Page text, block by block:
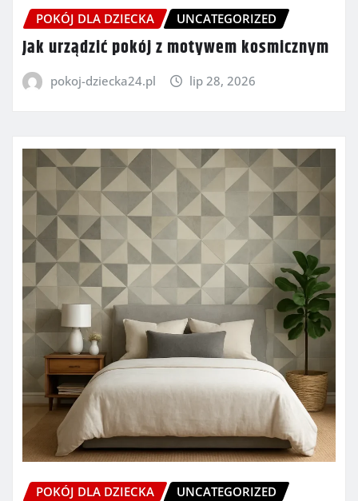
POKÓJ DLA DZIECKA UNCATEGORIZED
Jak urządzić pokój z motywem kosmicznym
pokoj-dziecka24.pl lip 28, 2026
POKÓJ DLA DZIECKA UNCATEGORIZED